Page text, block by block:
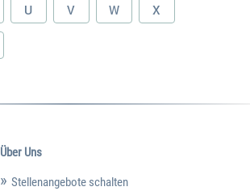
U V W X
Über Uns
Stellenangebote schalten